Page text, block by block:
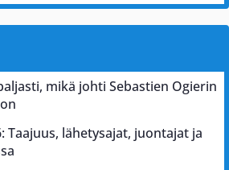
mikä johti Sebastien Ogierin
Taajuus, lähetysajat, juontajat ja